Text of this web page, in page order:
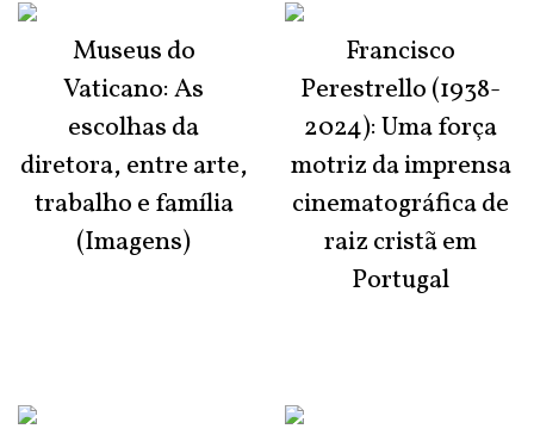
Museus do
Vaticano: As
escolhas da
diretora, entre arte,
trabalho e família
(Imagens)
Francisco
Perestrello (1938-
2024): Uma força
motriz da imprensa
cinematográfica de
raiz cristã em
Portugal